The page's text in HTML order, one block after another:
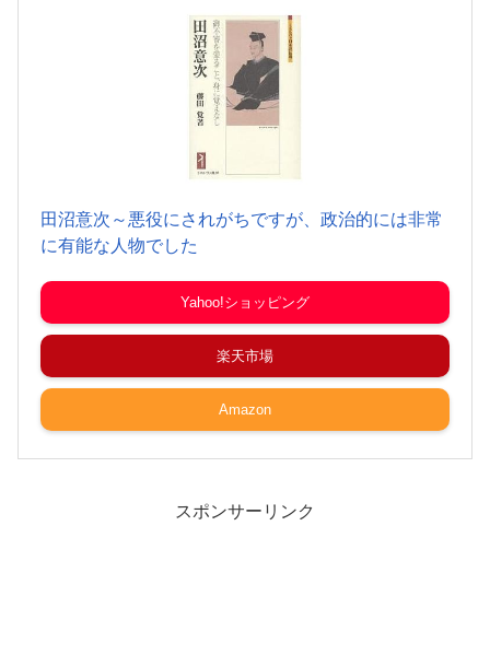
田沼意次～悪役にされがちですが、政治的には非常
に有能な人物でした
Yahoo!ショッピング
楽天市場
Amazon
スポンサーリンク